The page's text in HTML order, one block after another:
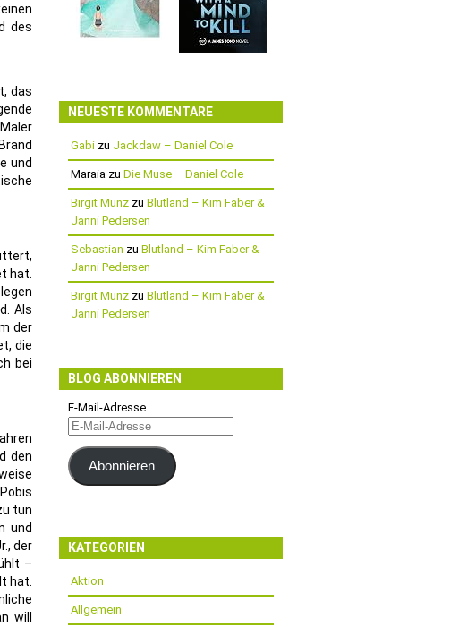
des
das
und
hat.
Als
der
die
bei
den
tun
und
der
–
hat.
will
NEUESTE KOMMENTARE
Gabi zu Jackdaw – Daniel Cole
Maraia zu Die Muse – Daniel Cole
Birgit Münz zu Blutland – Kim Faber &
Janni Pedersen
Sebastian zu Blutland – Kim Faber &
Janni Pedersen
Birgit Münz zu Blutland – Kim Faber &
Janni Pedersen
BLOG ABONNIEREN
E-Mail-Adresse
Abonnieren
KATEGORIEN
Aktion
Allgemein